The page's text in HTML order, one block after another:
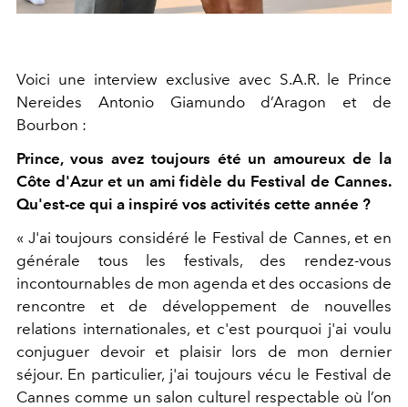
Voici une interview exclusive avec S.A.R. le Prince
Nereides Antonio Giamundo d’Aragon et de
Bourbon :
Prince, vous avez toujours été un amoureux de la
Côte d'Azur et un ami fidèle du Festival de Cannes.
Qu'est-ce qui a inspiré vos activités cette année ?
« J'ai toujours considéré le Festival de Cannes, et en
générale tous les festivals, des rendez-vous
incontournables de mon agenda et des occasions de
rencontre et de développement de nouvelles
relations internationales, et c'est pourquoi j'ai voulu
conjuguer devoir et plaisir lors de mon dernier
séjour. En particulier, j'ai toujours vécu le Festival de
Cannes comme un salon culturel respectable où l’on